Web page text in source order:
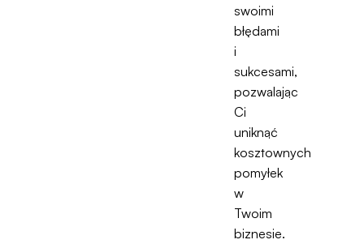
swoimi
błędami
i
sukcesami,
pozwalając
Ci
uniknąć
kosztownych
pomyłek
w
Twoim
biznesie.